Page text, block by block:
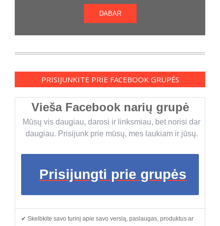
DABAR
PRISIJUNKITE PRIE FACEBOOK GRUPĖS
Vieša Facebook narių grupė
Mūsų vis daugiau, darosi ir linksmiau, bet norisi dar
daugiau. Prisijunk prie mūsų, mes laukiam ir jūsų.
Prisijungti prie grupės
✔ Skelbkite savo turinį apie savo verslą, paslaugas, produktus ar